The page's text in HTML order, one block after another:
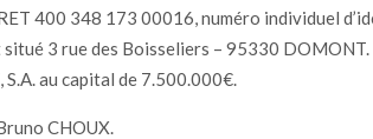
400 348 173 00016, numéro individuel
3 rue des Boisseliers – 95330 DOMONT.
S.A. au capital de 7.500.000€.
CHOUX.